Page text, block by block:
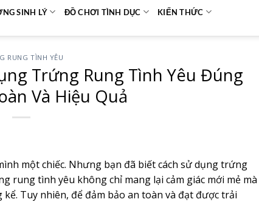
SINH LÝ ĐỒ CHƠI TÌNH DỤC KIẾN THỨC
RUNG TÌNH YÊU
Trứng Rung Tình Yêu Đúng
Và Hiệu Quả
một chiếc. Nhưng bạn đã biết cách sử dụng trứng
rung tình yêu không chỉ mang lại cảm giác mới mẻ mà
Tuy nhiên, để đảm bảo an toàn và đạt được trải